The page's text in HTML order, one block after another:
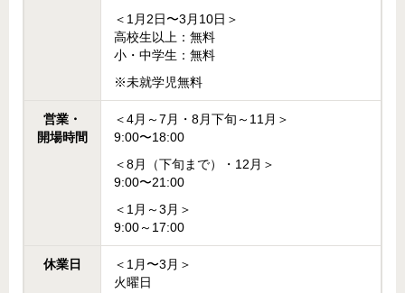
＜1月2日〜3月10日＞
高校生以上：無料
小・中学生：無料
※未就学児無料
営業・
開場時間
＜4月～7月・8月下旬～11月＞
9:00〜18:00
＜8月（下旬まで）・12月＞
9:00〜21:00
＜1月～3月＞
9:00～17:00
休業日
＜1月〜3月＞
火曜日